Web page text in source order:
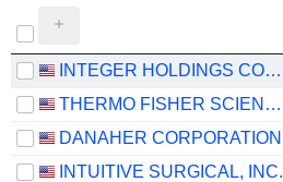
INTEGER HOLDINGS CORPORATION
THERMO FISHER SCIENTIFIC, INC.
DANAHER CORPORATION
INTUITIVE SURGICAL, INC.